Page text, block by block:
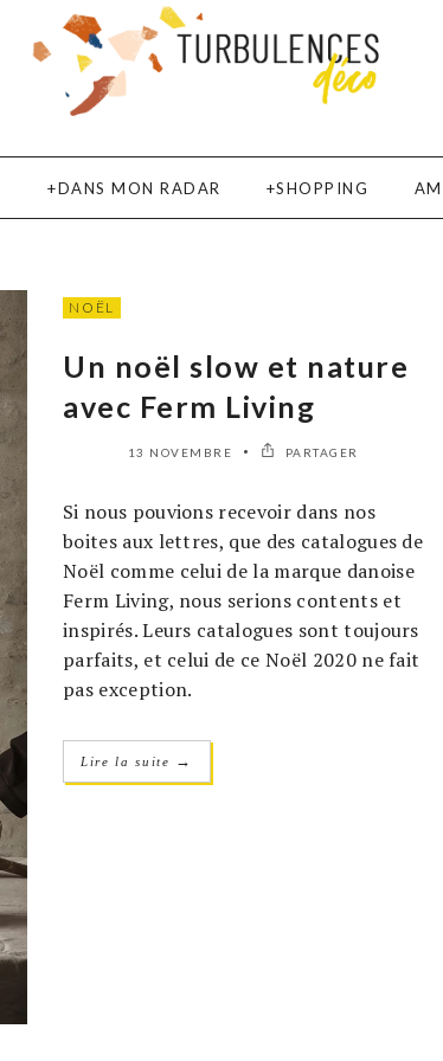
DANS MON RADAR SHOPPING
NOËL
Un noël slow et nature
avec Ferm Living
13 NOVEMBRE PARTAGER
Si nous pouvions recevoir dans nos
boites aux lettres, que des catalogues de
Noël comme celui de la marque danoise
Ferm Living, nous serions contents et
inspirés. Leurs catalogues sont toujours
parfaits, et celui de ce Noël 2020 ne fait
pas exception.
Lire la suite →